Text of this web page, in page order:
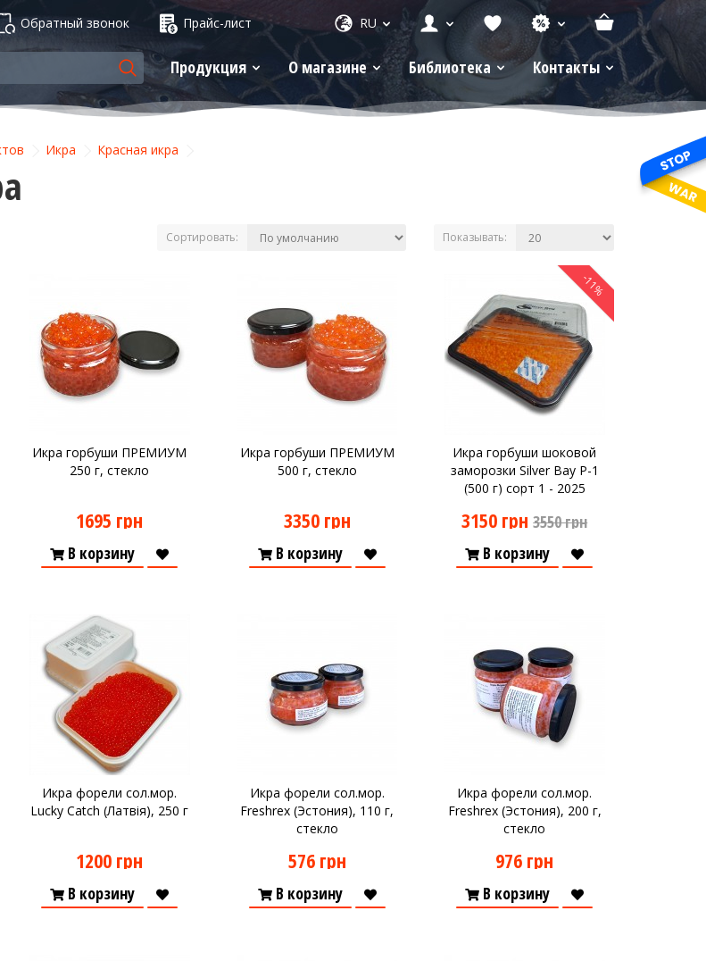
Обратный звонок Прайс-лист RU
Продукция О магазине Библиотека Контакты
Икра Красная икра
Сортировать: Показывать:
Икра горбуши ПРЕМИУМ
250 г, стекло
1695 грн
В корзину
Икра горбуши ПРЕМИУМ
500 г, стекло
3350 грн
В корзину
-11%
Икра горбуши шоковой
заморозки Silver Bay P-1
(500 г) сорт 1 - 2025
3150 грн 3550 грн
В корзину
Икра форели сол.мор.
Lucky Catch (Латвія), 250 г
1200 грн
В корзину
Икра форели сол.мор.
Freshrex (Эстония), 110 г,
стекло
576 грн
В корзину
Икра форели сол.мор.
Freshrex (Эстония), 200 г,
стекло
976 грн
В корзину